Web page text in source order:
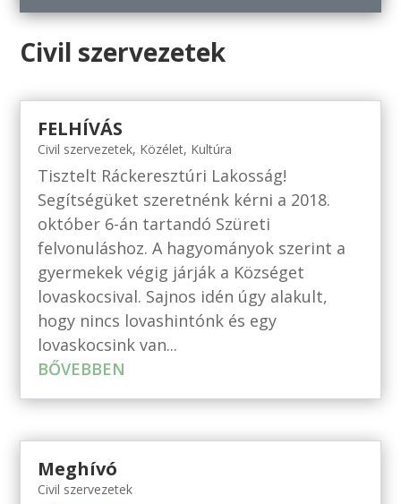
Civil szervezetek
FELHÍVÁS
Civil szervezetek, Közélet, Kultúra
Tisztelt Ráckeresztúri Lakosság!
Segítségüket szeretnénk kérni a 2018.
október 6-án tartandó Szüreti
felvonuláshoz. A hagyományok szerint a
gyermekek végig járják a Községet
lovaskocsival. Sajnos idén úgy alakult,
hogy nincs lovashintónk és egy
lovaskocsink van...
BŐVEBBEN
Meghívó
Civil szervezetek